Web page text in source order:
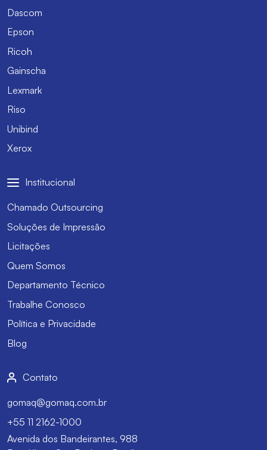
Dascom
Epson
Ricoh
Gainscha
Lexmark
Riso
Unibind
Xerox
Institucional
Chamado Outsourcing
Soluções de Impressão
Licitações
Quem Somos
Departamento Técnico
Trabalhe Conosco
Política e Privacidade
Blog
Contato
gomaq@gomaq.com.br
+55 11 2162-1000
Avenida dos Bandeirantes, 988